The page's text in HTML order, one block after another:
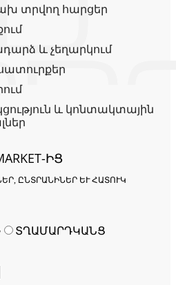
տրվող հարցեր
և չեղարկում
և կոնտակտային
ԻՑ
ԸՆՏՐԱՆԻՆԵՐ ԵՒ ՀԱՏՈՒԿ Ա
ՏՂԱՄԱՐԴԿԱՆՑ